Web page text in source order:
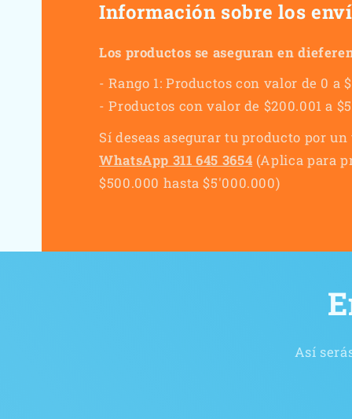
Información sobre los
Los productos se aseguran en
- Rango 1: Productos con valor de 0 a
- Productos con valor de $200.001 a
Sí deseas asegurar tu producto por
WhatsApp 311 645 3654 (Aplica para
$500.000 hasta $5'000.000)
Así